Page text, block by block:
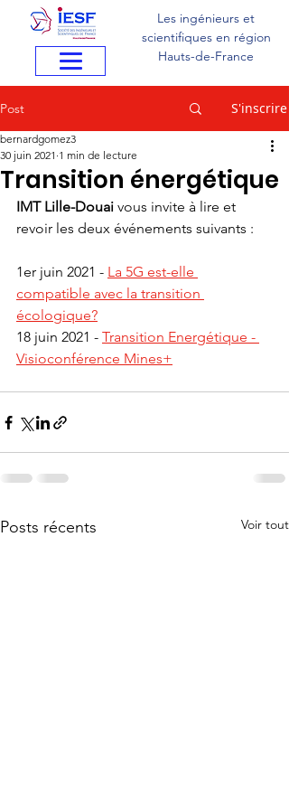
Les ingénieurs et
scientifiques en région
Hauts-de-France
Post S'inscrire
Transition énergétique
bernardgomez3
30 juin 2021 1 min de lecture
IMT Lille-Douai vous invite à lire et
revoir les deux événements suivants :
1er juin 2021 - La 5G est-elle
compatible avec la transition
écologique?
18 juin 2021 - Transition Energétique -
Visioconférence Mines+
Posts récents Voir tout